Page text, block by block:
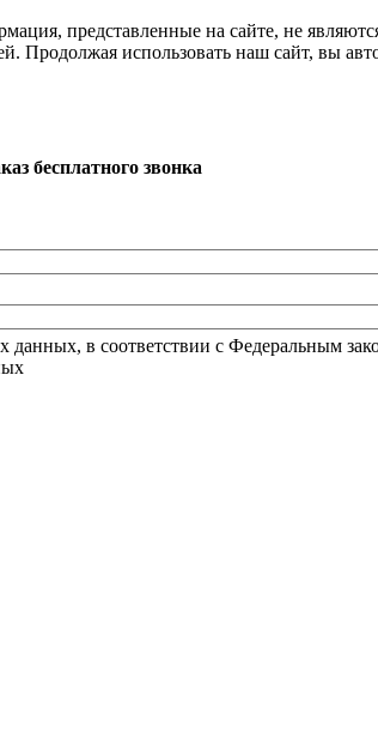
представленные на сайте, не
Продолжая использовать наш сайт, вы
бесплатного звонка
в соответствии с Федеральным